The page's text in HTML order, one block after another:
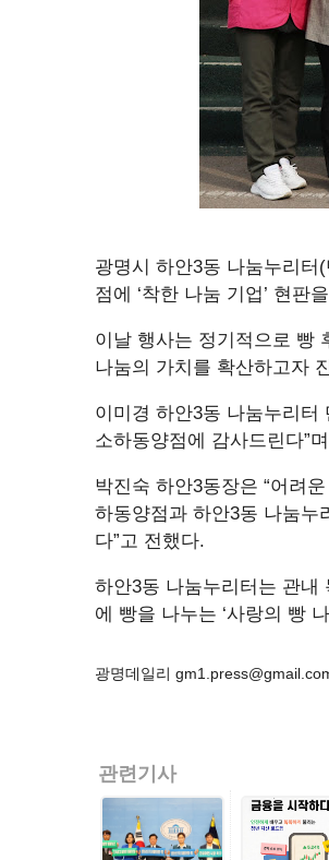
광명시 하안3동 나눔누리
점에 ‘착한 나눔 기업’ 현판
이날 행사는 정기적으로 빵
나눔의 가치를 확산하고자
이미경 하안3동 나눔누리터
소하동양점에 감사드린다”
박진숙 하안3동장은 “어려
하동양점과 하안3동 나눔누
다”고 전했다.
하안3동 나눔누리터는 관내
에 빵을 나누는 ‘사랑의 빵
광명데일리
관련기사